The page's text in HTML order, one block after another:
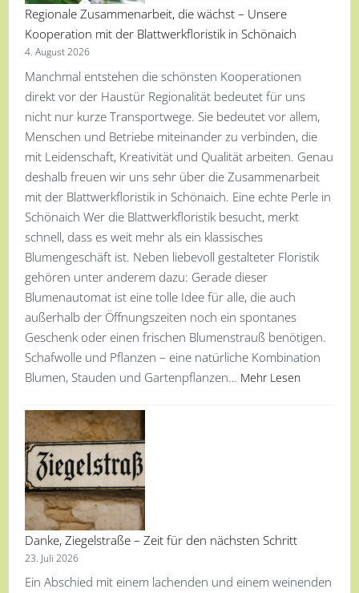
Regionale Zusammenarbeit, die wächst – Unsere
Kooperation mit der Blattwerkfloristik in Schönaich
4. August 2026
Manchmal entstehen die schönsten Kooperationen
direkt vor der Haustür Regionalität bedeutet für uns
nicht nur kurze Transportwege. Sie bedeutet vor allem,
Menschen und Betriebe miteinander zu verbinden, die
mit Leidenschaft, Kreativität und Qualität arbeiten. Genau
deshalb freuen wir uns sehr über die Zusammenarbeit
mit der Blattwerkfloristik in Schönaich. Eine echte Perle in
Schönaich Wer die Blattwerkfloristik besucht, merkt
schnell, dass es weit mehr als ein klassisches
Blumengeschäft ist. Neben liebevoll gestalteter Floristik
gehören unter anderem dazu: Gerade dieser
Blumenautomat ist eine tolle Idee für alle, die auch
außerhalb der Öffnungszeiten noch ein spontanes
Geschenk oder einen frischen Blumenstrauß benötigen.
Schafwolle und Pflanzen – eine natürliche Kombination
Blumen, Stauden und Gartenpflanzen… Mehr Lesen
Danke, Ziegelstraße – Zeit für den nächsten Schritt
23. Juli 2026
Ein Abschied mit einem lachenden und einem weinenden